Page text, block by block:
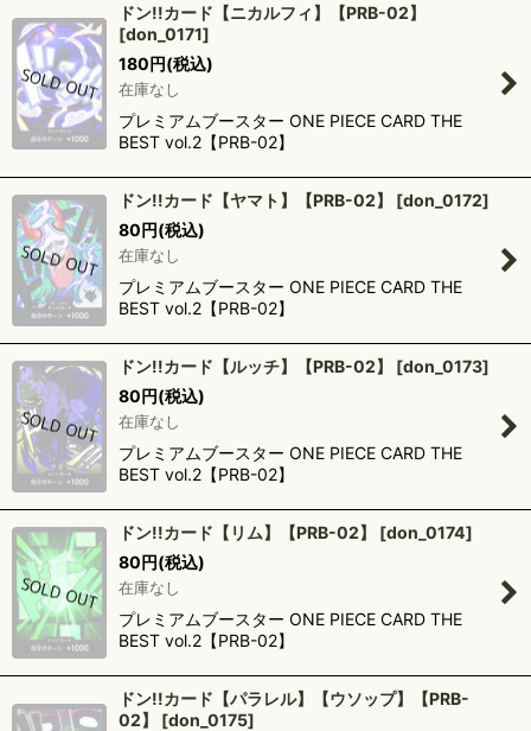
ドン!!カード【ニカルフィ】【PRB-02】
[don_0171]
180円(税込)
在庫なし
プレミアムブースター ONE PIECE CARD THE
BEST vol.2【PRB-02】
ドン!!カード【ヤマト】【PRB-02】 [don_0172]
80円(税込)
在庫なし
プレミアムブースター ONE PIECE CARD THE
BEST vol.2【PRB-02】
ドン!!カード【ルッチ】【PRB-02】 [don_0173]
80円(税込)
在庫なし
プレミアムブースター ONE PIECE CARD THE
BEST vol.2【PRB-02】
ドン!!カード【リム】【PRB-02】 [don_0174]
80円(税込)
在庫なし
プレミアムブースター ONE PIECE CARD THE
BEST vol.2【PRB-02】
ドン!!カード【パラレル】【ウソップ】【PRB-
02】
[don_0175]